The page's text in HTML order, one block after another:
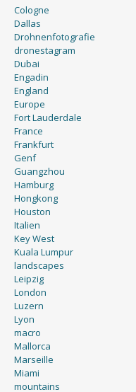
Cologne
Dallas
Drohnenfotografie
dronestagram
Dubai
Engadin
England
Europe
Fort Lauderdale
France
Frankfurt
Genf
Guangzhou
Hamburg
Hongkong
Houston
Italien
Key West
Kuala Lumpur
landscapes
Leipzig
London
Luzern
Lyon
macro
Mallorca
Marseille
Miami
mountains